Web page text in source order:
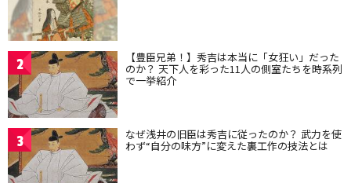
2 【豊臣兄弟！】秀吉は本当に「女狂い」だった
のか？ 天下人を彩った11人の側室たちを時系列
で一挙紹介
3 なぜ浅井の旧臣は秀吉に従ったのか？ 武力を使
わず“自分の味方”に変えた裏工作の技法とは